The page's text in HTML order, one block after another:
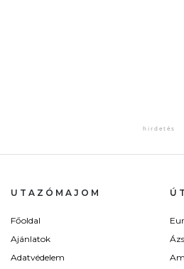
UTAZÓMAJOM
Főoldal
Ajánlatok
Adatvédelem